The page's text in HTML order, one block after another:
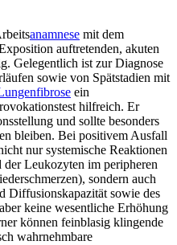
anamnese mit dem
auftretenden, akuten
Gelegentlich ist zur Diagnose
sowie von Spätstadien mit
ein
hilfreich. Er
und sollte besonders
bleiben. Bei positivem Ausfall
nur systemische Reaktionen
Leukozyten im peripheren
sondern auch
Diffusionskapazität sowie des
keine wesentliche Erhöhung
können feinblasig klingende
wahrnehmbare